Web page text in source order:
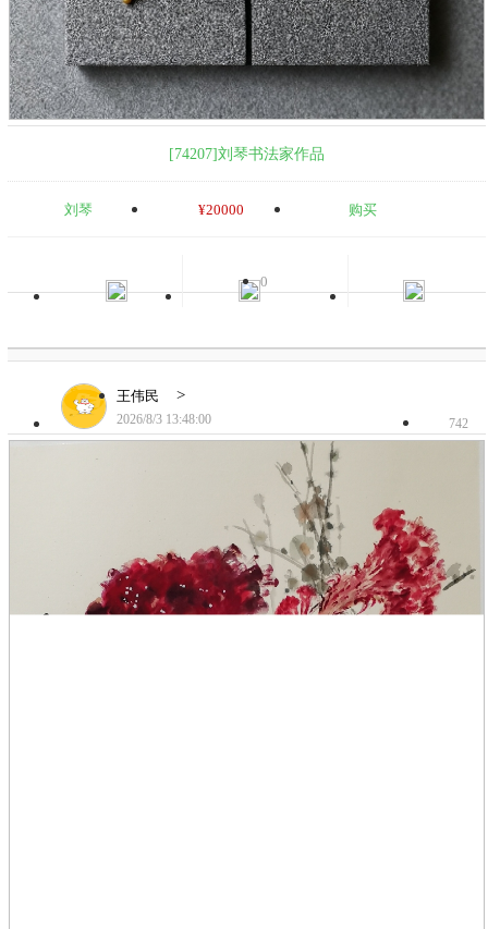
[74207]刘琴书法家作品
刘琴 ¥20000 购买
0
王伟民 >
2026/8/3 13:48:00 742